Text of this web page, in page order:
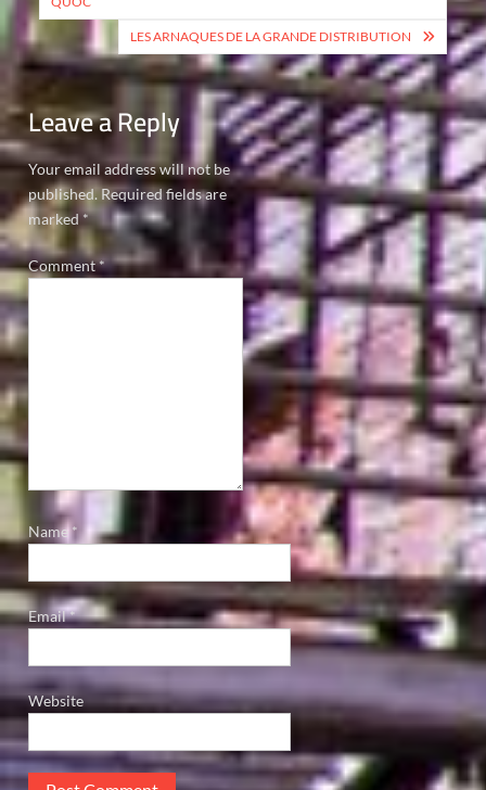
LES ARNAQUES DE LA GRANDE DISTRIBUTION
Leave a Reply
Your email address will not be
published. Required fields are
marked*
Comment*
Name*
Email*
Website